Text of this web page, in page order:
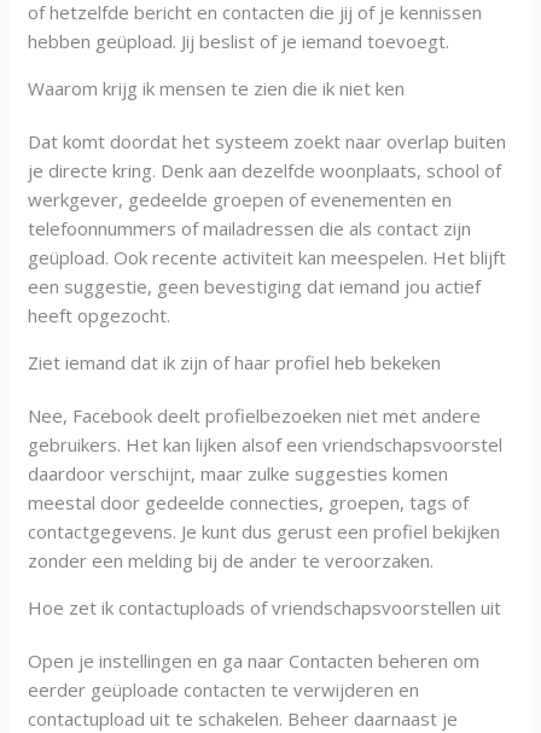
of hetzelfde bericht en contacten die jij of je kennissen
hebben geüpload. Jij beslist of je iemand toevoegt.
Waarom krijg ik mensen te zien die ik niet ken
Dat komt doordat het systeem zoekt naar overlap buiten
je directe kring. Denk aan dezelfde woonplaats, school of
werkgever, gedeelde groepen of evenementen en
telefoonnummers of mailadressen die als contact zijn
geüpload. Ook recente activiteit kan meespelen. Het blijft
een suggestie, geen bevestiging dat iemand jou actief
heeft opgezocht.
Ziet iemand dat ik zijn of haar profiel heb bekeken
Nee, Facebook deelt profielbezoeken niet met andere
gebruikers. Het kan lijken alsof een vriendschapsvoorstel
daardoor verschijnt, maar zulke suggesties komen
meestal door gedeelde connecties, groepen, tags of
contactgegevens. Je kunt dus gerust een profiel bekijken
zonder een melding bij de ander te veroorzaken.
Hoe zet ik contactuploads of vriendschapsvoorstellen uit
Open je instellingen en ga naar Contacten beheren om
eerder geüploade contacten te verwijderen en
contactupload uit te schakelen. Beheer daarnaast je